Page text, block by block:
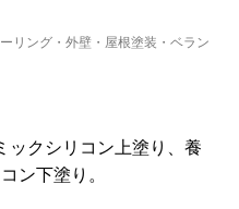
ング・外壁・屋根塗装・ベラン
クシリコン上塗り、養
ン下塗り。